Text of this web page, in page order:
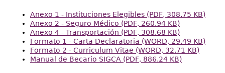
Anexo 1 - Instituciones Elegibles (PDF, 308.75 KB)
Anexo 2 - Seguro Médico (PDF, 260.94 KB)
Anexo 4 - Transportación (PDF, 308.68 KB)
Formato 1 - Carta Declaratoria (WORD, 29.49 KB)
Formato 2 - Curriculum Vitae (WORD, 32.71 KB)
Manual de Becario SIGCA (PDF, 886.24 KB)